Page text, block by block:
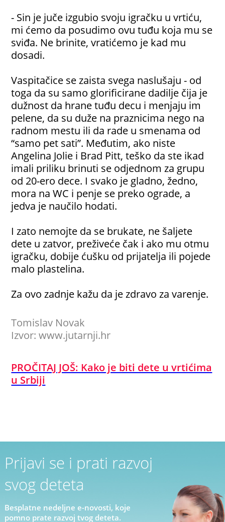
- Sin je juče izgubio svoju igračku u vrtiću,
mi ćemo da posudimo ovu tuđu koja mu se
sviđa. Ne brinite, vratićemo je kad mu
dosadi.
Vaspitačice se zaista svega naslušaju - od
toga da su samo glorificirane dadilje čija je
dužnost da hrane tuđu decu i menjaju im
pelene, da su duže na praznicima nego na
radnom mestu ili da rade u smenama od
“samo pet sati”. Međutim, ako niste
Angelina Jolie i Brad Pitt, teško da ste ikad
imali priliku brinuti se odjednom za grupu
od 20-ero dece. I svako je gladno, žedno,
mora na WC i penje se preko ograde, a
jedva je naučilo hodati.
I zato nemojte da se brukate, ne šaljete
dete u zatvor, preživeće čak i ako mu otmu
igračku, dobije ćušku od prijatelja ili pojede
malo plastelina.
Za ovo zadnje kažu da je zdravo za varenje.
Tomislav Novak
Izvor:www.jutarnji.hr
PROČITAJ JOŠ: Kako je biti dete u vrtićima
u Srbiji
Prijavi se i prati razvoj
svog deteta
Besplatne nedeljne e-novosti, koje
pomno prate razvoj tvog deteta.